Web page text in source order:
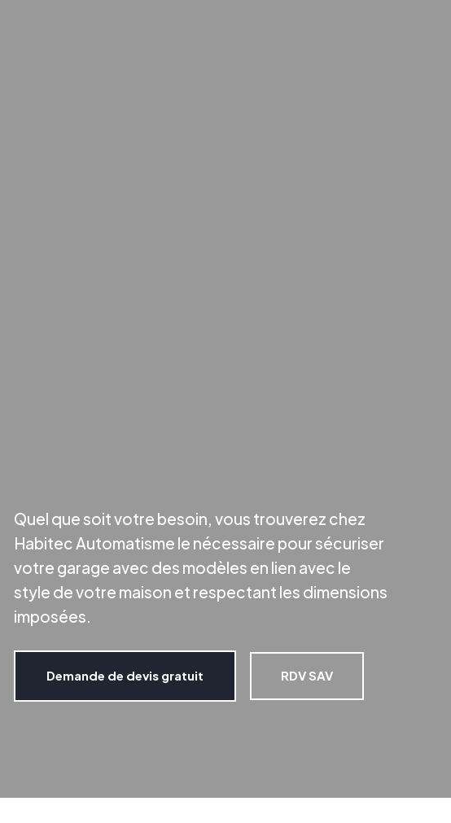
Quel que soit votre besoin, vous trouverez chez
Habitec Automatisme le nécessaire pour sécuriser
votre garage avec des modèles en lien avec le
style de votre maison et respectant les dimensions
imposées.
Demande de devis gratuit RDV SAV